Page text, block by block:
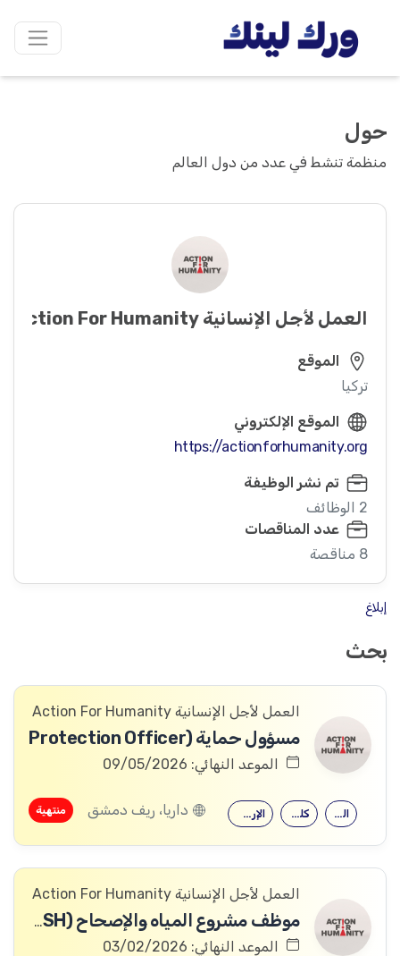
العمل لأجل الإنسانية Action For Humanity
الموقع
تركيا
الموقع الإلكتروني
https://actionforhumanity.org
تم نشر الوظيفة
2 الوظائف
عدد المناقصات
8 مناقصة
إبلاغ
حول
منظمة تنشط في عدد من دول العالم
بحث
العمل لأجل الإنسانية Action For Humanity
مسؤول حماية (Protection Officer
الموعد النهائي: 09/05/2026
الإرشاد النفسي كلية التربية الحقوق داريا، ريف دمشق منتهية
العمل لأجل الإنسانية Action For Humanity
موظف مشروع المياه والإصحاح (WASH)
الموعد النهائي: 03/02/2026